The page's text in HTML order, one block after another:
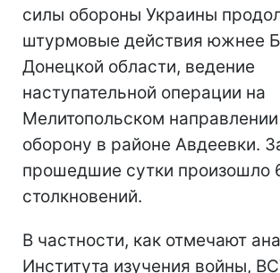
силы обороны Украины
штурмовые действия южнее
Донецкой области, ведение
наступательной операции на
Мелитопольском
оборону в районе Авдеевки.
прошедшие сутки произошло
столкновений.
В частности, как отмечают
Института изучения войны,